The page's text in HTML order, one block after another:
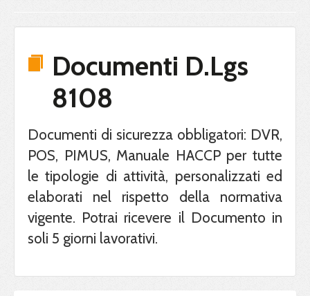
Documenti D.Lgs
8108
Documenti di sicurezza obbligatori: DVR,
POS, PIMUS, Manuale HACCP per tutte
le tipologie di attività, personalizzati ed
elaborati nel rispetto della normativa
vigente. Potrai ricevere il Documento in
soli 5 giorni lavorativi.